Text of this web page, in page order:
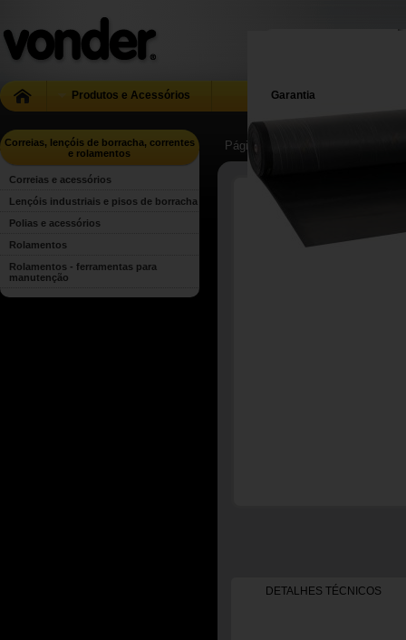
Produtos e Acessórios Garantia
Correias, lençóis de borracha, correntes
e rolamentos
Correias e acessórios
Lençóis industriais e pisos de borracha
Polias e acessórios
Rolamentos
Rolamentos - ferramentas para
manutenção
Página Inicial
DETALHES TÉCNICOS